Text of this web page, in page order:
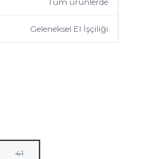
Geleneksel El İşçiliği
41